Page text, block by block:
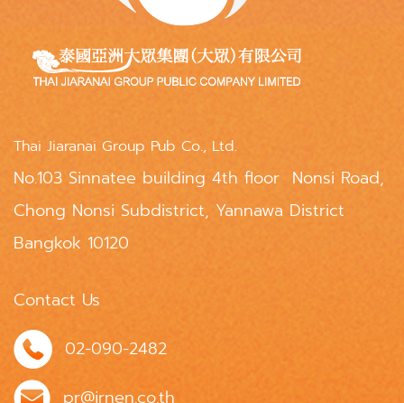
Thai Jiaranai Group Pub Co., Ltd.
No.103 Sinnatee building 4th floor Nonsi Road,
Chong Nonsi Subdistrict, Yannawa District
Bangkok 10120
Contact Us
02-090-2482
pr@jrnen.co.th